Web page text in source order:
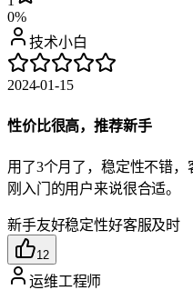
0%
技术小白
2024-01-15
性价比很高，推荐新手
用了3个月了，稳定性不错
刚入门的用户来说很合适。
新手友好稳定性好客服及时
12
运维工程师